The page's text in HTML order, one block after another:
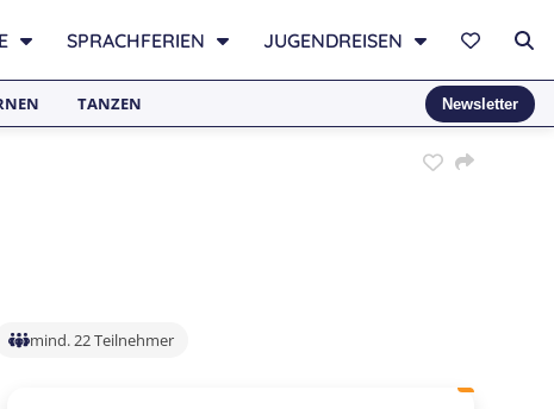
SPRACHFERIEN JUGENDREISEN
TANZEN Newsletter
mind. 22 Teilnehmer